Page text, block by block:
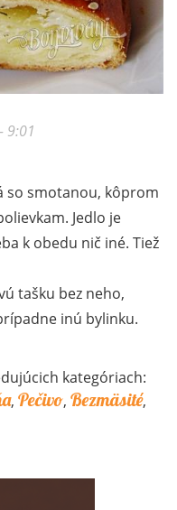
9:01
so smotanou, kôprom
Jedlo je
k obedu nič iné. Tiež
tašku bez neho,
inú bylinku.
kategóriach:
, Pečivo, Bezmäsité,